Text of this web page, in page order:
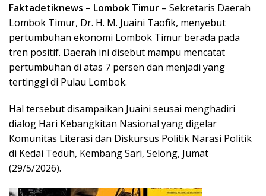
Faktadetiknews – Lombok Timur – Sekretaris Daerah
Lombok Timur, Dr. H. M. Juaini Taofik, menyebut
pertumbuhan ekonomi Lombok Timur berada pada
tren positif. Daerah ini disebut mampu mencatat
pertumbuhan di atas 7 persen dan menjadi yang
tertinggi di Pulau Lombok.
Hal tersebut disampaikan Juaini seusai menghadiri
dialog Hari Kebangkitan Nasional yang digelar
Komunitas Literasi dan Diskursus Politik Narasi Politik
di Kedai Teduh, Kembang Sari, Selong, Jumat
(29/5/2026).